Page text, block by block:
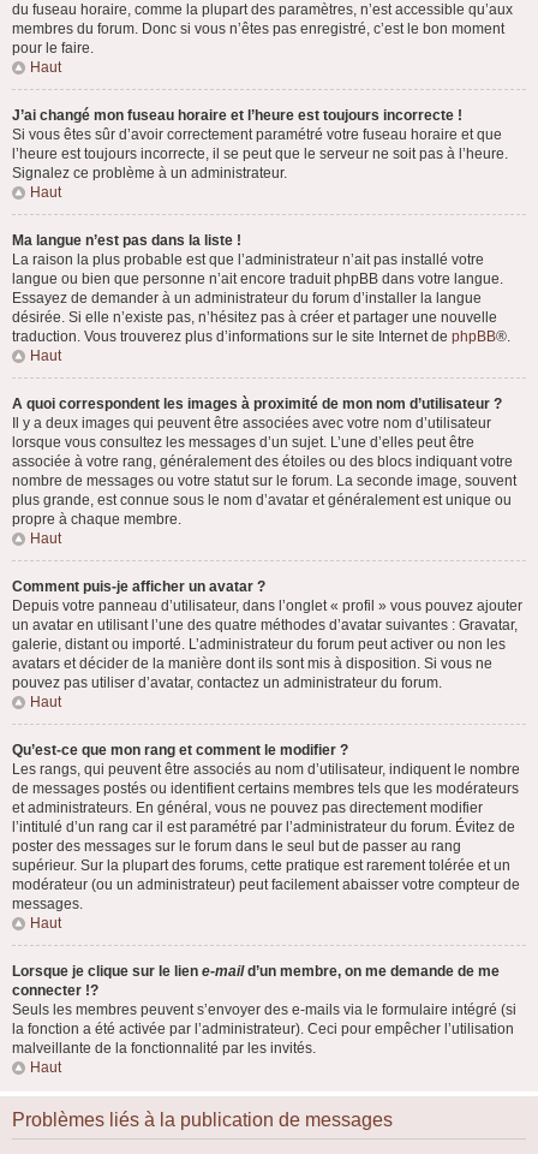
du fuseau horaire, comme la plupart des paramètres, n’est accessible qu’aux
membres du forum. Donc si vous n’êtes pas enregistré, c’est le bon moment
pour le faire.
Haut
J’ai changé mon fuseau horaire et l’heure est toujours incorrecte !
Si vous êtes sûr d’avoir correctement paramétré votre fuseau horaire et que
l’heure est toujours incorrecte, il se peut que le serveur ne soit pas à l’heure.
Signalez ce problème à un administrateur.
Haut
Ma langue n’est pas dans la liste !
La raison la plus probable est que l’administrateur n’ait pas installé votre
langue ou bien que personne n’ait encore traduit phpBB dans votre langue.
Essayez de demander à un administrateur du forum d’installer la langue
désirée. Si elle n’existe pas, n’hésitez pas à créer et partager une nouvelle
traduction. Vous trouverez plus d’informations sur le site Internet de phpBB®.
Haut
A quoi correspondent les images à proximité de mon nom d’utilisateur ?
Il y a deux images qui peuvent être associées avec votre nom d’utilisateur
lorsque vous consultez les messages d’un sujet. L’une d’elles peut être
associée à votre rang, généralement des étoiles ou des blocs indiquant votre
nombre de messages ou votre statut sur le forum. La seconde image, souvent
plus grande, est connue sous le nom d’avatar et généralement est unique ou
propre à chaque membre.
Haut
Comment puis-je afficher un avatar ?
Depuis votre panneau d’utilisateur, dans l’onglet « profil » vous pouvez ajouter
un avatar en utilisant l’une des quatre méthodes d’avatar suivantes : Gravatar,
galerie, distant ou importé. L’administrateur du forum peut activer ou non les
avatars et décider de la manière dont ils sont mis à disposition. Si vous ne
pouvez pas utiliser d’avatar, contactez un administrateur du forum.
Haut
Qu’est-ce que mon rang et comment le modifier ?
Les rangs, qui peuvent être associés au nom d’utilisateur, indiquent le nombre
de messages postés ou identifient certains membres tels que les modérateurs
et administrateurs. En général, vous ne pouvez pas directement modifier
l’intitulé d’un rang car il est paramétré par l’administrateur du forum. Évitez de
poster des messages sur le forum dans le seul but de passer au rang
supérieur. Sur la plupart des forums, cette pratique est rarement tolérée et un
modérateur (ou un administrateur) peut facilement abaisser votre compteur de
messages.
Haut
Lorsque je clique sur le lien e-maild’un membre, on me demande de me
connecter !?
Seuls les membres peuvent s’envoyer des e-mails via le formulaire intégré (si
la fonction a été activée par l’administrateur). Ceci pour empêcher l’utilisation
malveillante de la fonctionnalité par les invités.
Haut
Problèmes liés à la publication de messages